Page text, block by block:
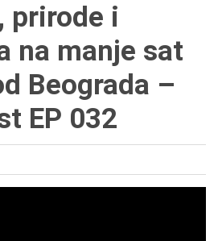
prirode i
na manje sat
Beograda –
EP 032